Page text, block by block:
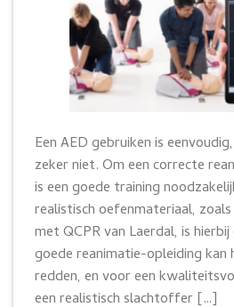
Een AED gebruiken is
zeker niet. Om een correcte
is een goede training
realistisch oefenmateriaal,
met QCPR van Laerdal, is
goede reanimatie-opleiding kan
redden, en voor een
een realistisch slachtoffer […]